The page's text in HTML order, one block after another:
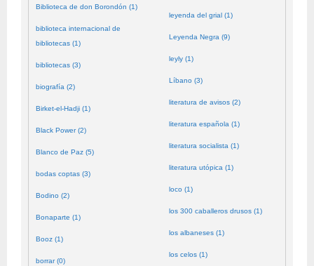
Biblioteca de don Borondón (1)
biblioteca internacional de
bibliotecas (1)
bibliotecas (3)
biografía (2)
Birket-el-Hadji (1)
Black Power (2)
Blanco de Paz (5)
bodas coptas (3)
Bodino (2)
Bonaparte (1)
Booz (1)
borrar (0)
leyenda del grial (1)
Leyenda Negra (9)
leyly (1)
Líbano (3)
literatura de avisos (2)
literatura española (1)
literatura socialista (1)
literatura utópica (1)
loco (1)
los 300 caballeros drusos (1)
los albaneses (1)
los celos (1)